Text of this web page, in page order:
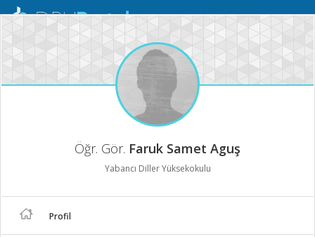
Mobil
Öğr. Gör. Faruk Samet Aguş
Yabancı Diller Yüksekokulu
Profil